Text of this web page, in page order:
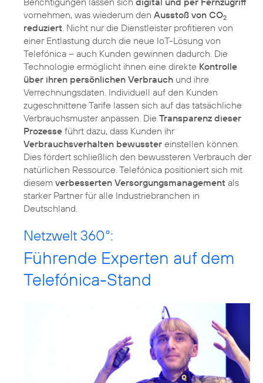
vornehmen, was wiederum den Ausstoß von CO2
reduziert. Nicht nur die Dienstleister profitieren von
einer Entlastung durch die neue IoT-Lösung von
Telefónica – auch Kunden gewinnen dadurch. Die
Technologie ermöglicht ihnen eine direkte Kontrolle
über ihren persönlichen Verbrauch und ihre
Verrechnungsdaten. Individuell auf den Kunden
zugeschnittene Tarife lassen sich auf das tatsächliche
Verbrauchsmuster anpassen. Die Transparenz dieser
Prozesse führt dazu, dass Kunden ihr
Verbrauchsverhalten bewusster einstellen können.
Dies fördert schließlich den bewussteren Verbrauch der
natürlichen Ressource. Telefónica positioniert sich mit
diesem verbesserten Versorgungsmanagement als
starker Partner für alle Industriebranchen in
Deutschland.
Netzwelt 360°:
Führende Experten auf dem
Telefónica-Stand